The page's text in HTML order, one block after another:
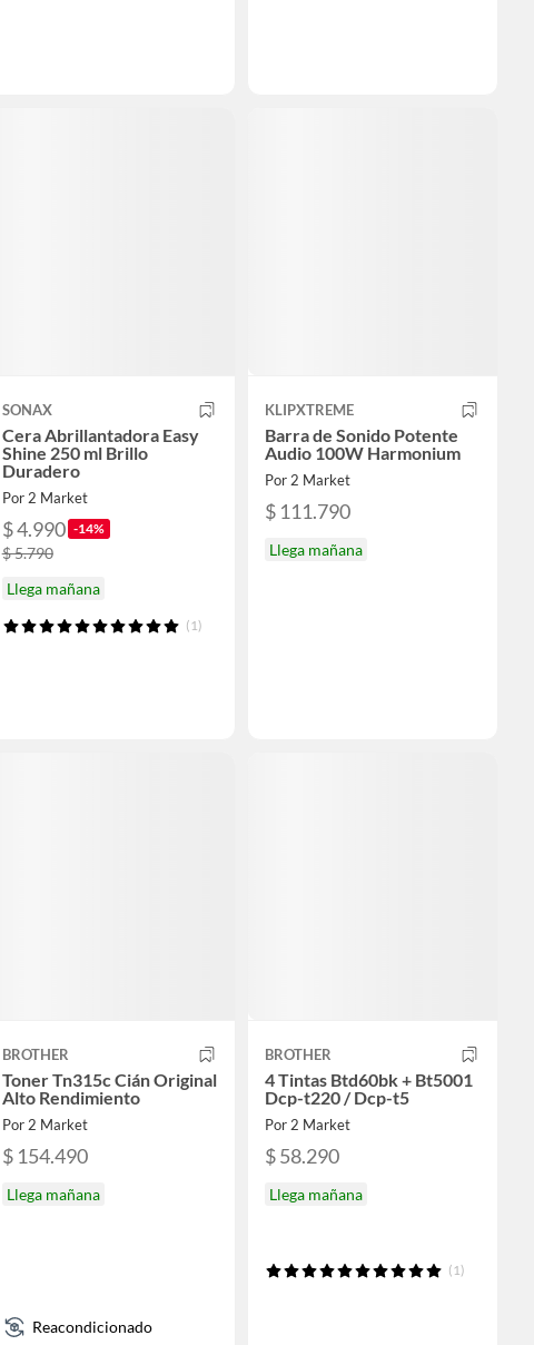
SONAX
Cera Abrillantadora Easy
Shine 250 ml Brillo
Duradero
Por 2 Market
$ 4.990 -14%
$ 5.790
Llega mañana
(1)
KLIPXTREME
Barra de Sonido Potente
Audio 100W Harmonium
Por 2 Market
$ 111.790
Llega mañana
BROTHER
Toner Tn315c Cián Original
Alto Rendimiento
Por 2 Market
$ 154.490
Llega mañana
Reacondicionado
BROTHER
4 Tintas Btd60bk + Bt5001
Dcp-t220 / Dcp-t5
Por 2 Market
$ 58.290
Llega mañana
(1)